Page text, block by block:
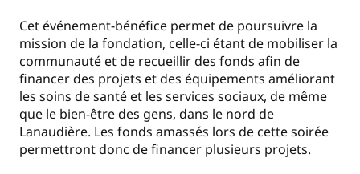
Cet événement-bénéfice permet de poursuivre la
mission de la fondation, celle-ci étant de mobiliser la
communauté et de recueillir des fonds afin de
financer des projets et des équipements améliorant
les soins de santé et les services sociaux, de même
que le bien-être des gens, dans le nord de
Lanaudière. Les fonds amassés lors de cette soirée
permettront donc de financer plusieurs projets.